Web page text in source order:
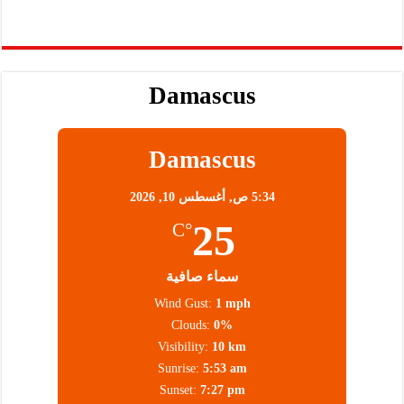
Damascus
Damascus
5:34 ص, أغسطس 10, 2026
25
°C
سماء صافية
Wind Gust: 1 mph
Clouds: 0%
Visibility: 10 km
Sunrise: 5:53 am
Sunset: 7:27 pm